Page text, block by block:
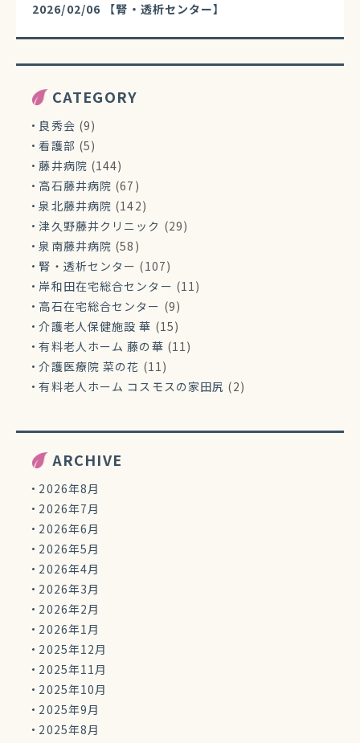
2026/02/06 【腎・透析センター】
CATEGORY
良秀会 (9)
看護部 (5)
藤井病院 (144)
高石藤井病院 (67)
泉北藤井病院 (142)
津久野藤井クリニック (29)
泉南藤井病院 (58)
腎・透析センター (107)
岸和田在宅総合センター (11)
高石在宅総合センター (9)
介護老人保健施設 華 (15)
有料老人ホーム 藤の華 (11)
介護医療院 菜の花 (11)
有料老人ホーム コスモスの家田尻 (2)
ARCHIVE
2026年8月
2026年7月
2026年6月
2026年5月
2026年4月
2026年3月
2026年2月
2026年1月
2025年12月
2025年11月
2025年10月
2025年9月
2025年8月